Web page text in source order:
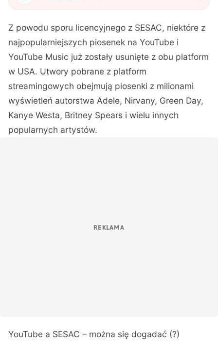
Z powodu sporu licencyjnego z SESAC, niektóre z
najpopularniejszych piosenek na YouTube i
YouTube Music już zostały usunięte z obu platform
w USA. Utwory pobrane z platform
streamingowych obejmują piosenki z milionami
wyświetleń autorstwa Adele, Nirvany, Green Day,
Kanye Westa, Britney Spears i wielu innych
popularnych artystów.
YouTube a SESAC – można się dogadać (?)